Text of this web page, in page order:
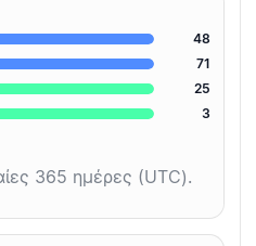
48
71
25
3
365 ημέρες (UTC).